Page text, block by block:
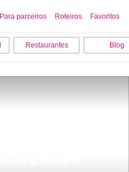
Para parceiros Roteiros Favoritos
Restaurantes Blog